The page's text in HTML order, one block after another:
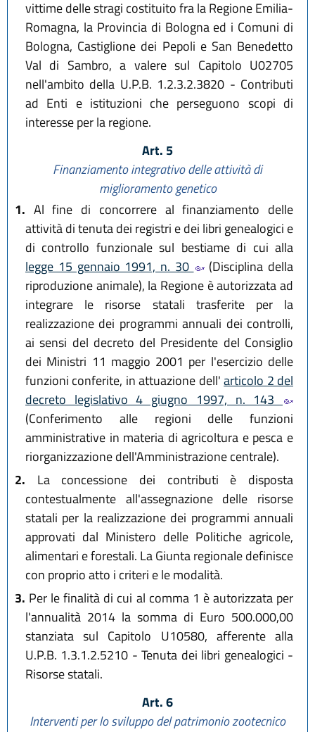
vittime delle stragi costituito fra la Regione Emilia-
Romagna, la Provincia di Bologna ed i Comuni di
Bologna, Castiglione dei Pepoli e San Benedetto
Val di Sambro, a valere sul Capitolo U02705
nell'ambito della U.P.B. 1.2.3.2.3820 - Contributi
ad Enti e istituzioni che perseguono scopi di
interesse per la regione.
Art. 5
Finanziamento integrativo delle attività di
miglioramento genetico
1. Al fine di concorrere al finanziamento delle
attività di tenuta dei registri e dei libri genealogici e
di controllo funzionale sul bestiame di cui alla
legge 15 gennaio 1991, n. 30
(Disciplina della
riproduzione animale), la Regione è autorizzata ad
integrare le risorse statali trasferite per la
realizzazione dei programmi annuali dei controlli,
ai sensi del decreto del Presidente del Consiglio
dei Ministri 11 maggio 2001 per l'esercizio delle
funzioni conferite, in attuazione dell'articolo 2 del
decreto legislativo 4 giugno 1997, n. 143
(Conferimento alle regioni delle funzioni
amministrative in materia di agricoltura e pesca e
riorganizzazione dell'Amministrazione centrale).
2. La concessione dei contributi è disposta
contestualmente all'assegnazione delle risorse
statali per la realizzazione dei programmi annuali
approvati dal Ministero delle Politiche agricole,
alimentari e forestali. La Giunta regionale definisce
con proprio atto i criteri e le modalità.
3. Per le finalità di cui al comma 1 è autorizzata per
l'annualità 2014 la somma di Euro 500.000,00
stanziata sul Capitolo U10580, afferente alla
U.P.B. 1.3.1.2.5210 - Tenuta dei libri genealogici -
Risorse statali.
Art. 6
Interventi per lo sviluppo del patrimonio zootecnico